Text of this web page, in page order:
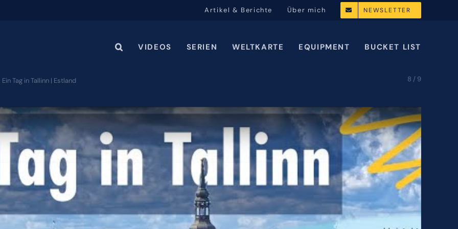
Artikel & Berichte Über mich NEWSLETTER
VIDEOS SERIEN WELTKARTE EQUIPMENT BUCKET LIST
Ein Tag in Tallinn | Estland 8 / 9